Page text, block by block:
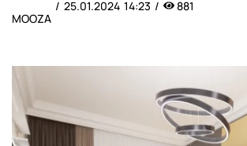
MOOZA
25.01.2024 14:23 881